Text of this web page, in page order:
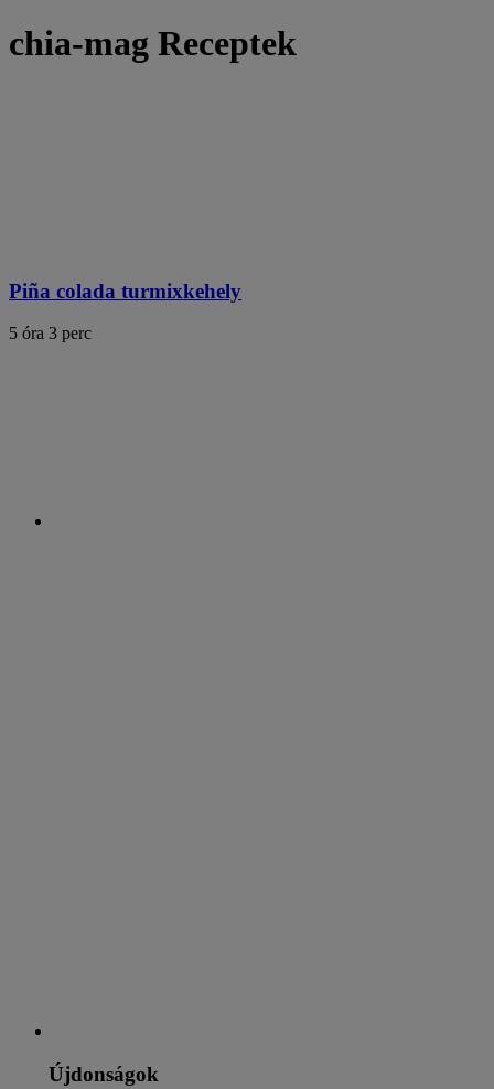
chia-mag Receptek
Piña colada turmixkehely
5 óra 3 perc
Újdonságok